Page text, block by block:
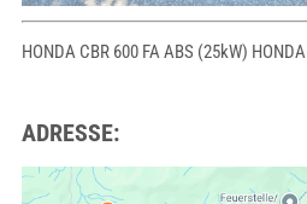
HONDA CBR 600 FA ABS (25kW) HONDA
ADRESSE: